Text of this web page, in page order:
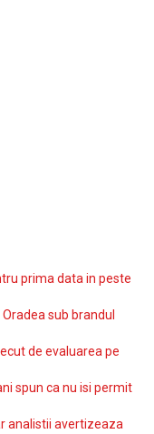
prima data in peste
sub brandul
de evaluarea pe
spun ca nu isi permit
analistii avertizeaza